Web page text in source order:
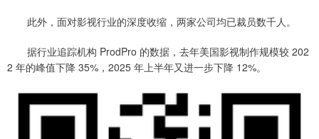
此外，面对影视行业的深度收缩，两家公司均已裁员数千人。
据行业追踪机构 ProdPro 的数据，去年美国影视制作规模较 202
2 年的峰值下降 35%，2025 年上半年又进一步下降 12%。